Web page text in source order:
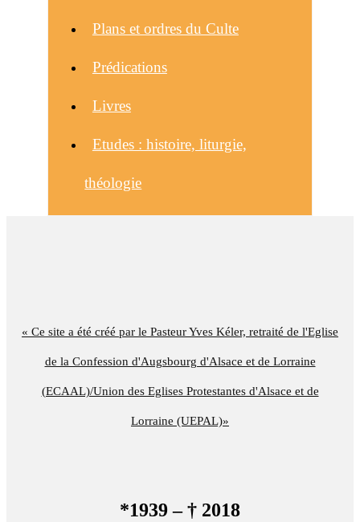
« Ce site a été créé par le Pasteur Yves Kéler, retraité de l'Eglise
de la Confession d'Augsbourg d'Alsace et de Lorraine
(ECAAL)/Union des Eglises Protestantes d'Alsace et de
Lorraine (UEPAL)»
*1939 – † 2018
Plans et ordres du Culte
Prédications
Livres
Etudes : histoire, liturgie,
théologie